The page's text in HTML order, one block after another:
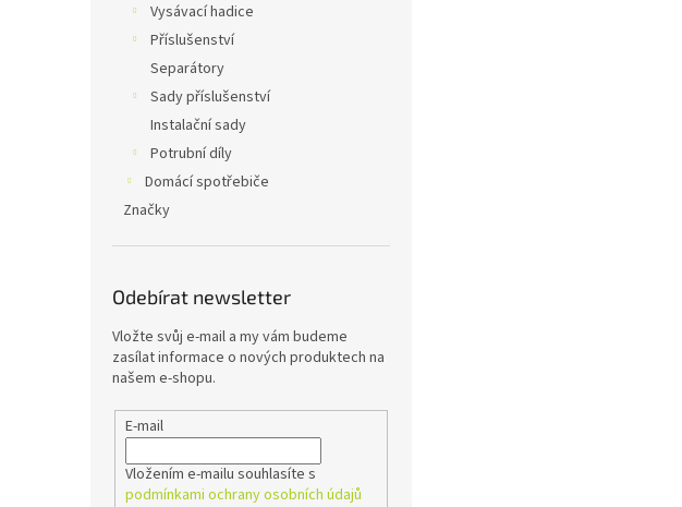
Vysávací hadice
Příslušenství
Separátory
Sady příslušenství
Instalační sady
Potrubní díly
Domácí spotřebiče
Značky
Odebírat newsletter
Vložte svůj e-mail a my vám budeme
zasílat informace o nových produktech na
našem e-shopu.
E-mail
Vložením e-mailu souhlasíte s
podmínkami ochrany osobních údajů